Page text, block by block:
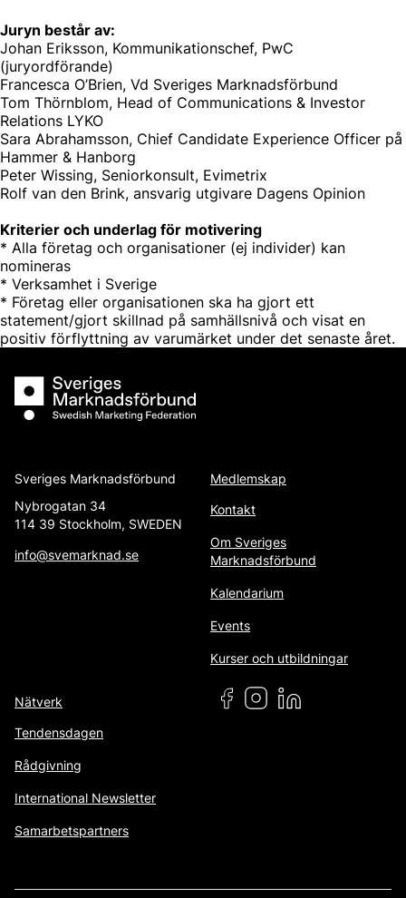
Juryn består av:
Johan Eriksson, Kommunikationschef, PwC
(juryordförande)
Francesca O’Brien, Vd Sveriges Marknadsförbund
Tom Thörnblom, Head of Communications & Investor
Relations LYKO
Sara Abrahamsson, Chief Candidate Experience Officer på
Hammer & Hanborg
Peter Wissing, Seniorkonsult, Evimetrix
Rolf van den Brink, ansvarig utgivare Dagens Opinion
Kriterier och underlag för motivering
* ⁠Alla företag och organisationer (ej individer) kan
nomineras
* ⁠Verksamhet i Sverige
* ⁠Företag eller organisationen ska ha gjort ett
statement/gjort skillnad på samhällsnivå och visat en
positiv förflyttning av varumärket under det senaste året.
Sveriges Marknadsförbund
Sveriges Marknadsförbund
Nybrogatan 34
114 39 Stockholm, SWEDEN
info@svemarknad.se
Medlemskap
Kontakt
Om Sveriges
Marknadsförbund
Kalendarium
Events
Kurser och utbildningar
Nätverk
Tendensdagen
Rådgivning
International Newsletter
Samarbetspartners